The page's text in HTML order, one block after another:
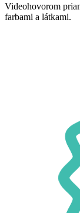
Videohovorom
farbami a látkami.